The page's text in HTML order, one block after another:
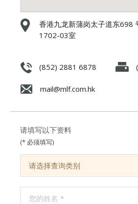
香港九龙新蒲岗太子道东698
1702-03室
(852) 2881 6878
mail@mlf.com.hk
请填写以下资料
(* 必须填写)
请选择查询类别